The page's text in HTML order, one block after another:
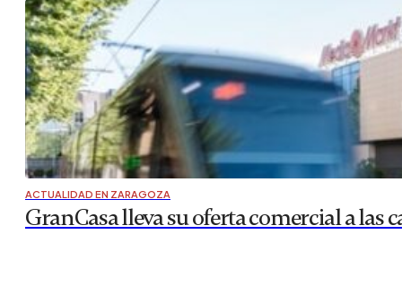
ACTUALIDAD EN ZARAGOZA
GranCasa lleva su oferta comercial a las